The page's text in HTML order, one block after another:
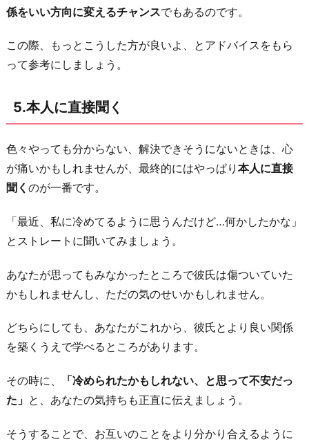
係をいい方向に変えるチャンスでもあるのです。
この際、もっとこうした方が良いよ、とアドバイスをもら
って参考にしましょう。
5.本人に直接聞く
色々やっても分からない、解決できそうにないときは、心
が痛いかもしれませんが、最終的にはやっぱり 本人に直接
聞く のが一番です。
「最近、私に冷めてるように思うんだけど…何かしたかな」
とストレートに聞いてみましょう。
あなたが思ってもみなかったところで彼氏は傷ついていた
かもしれませんし、ただの気のせいかもしれません。
どちらにしても、あなたがこれから、彼氏とより良い関係
を築くうえで学べるところがあります。
その時に、
「冷められたかもしれない、と思って不安だっ
た」 と、あなたの気持ちも正直に伝えましょう。
そうすることで、お互いのことをより分かり合えるように